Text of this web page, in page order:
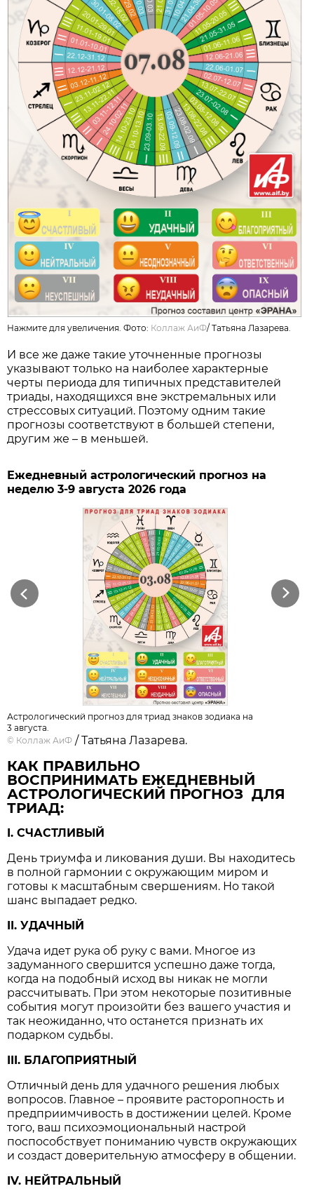
Нажмите для увеличения. Фото: Коллаж АиФ/Татьяна Лазарева.
И все же даже такие уточненные прогнозы
указывают только на наиболее характерные
черты периода для типичных представителей
триады, находящихся вне экстремальных или
стрессовых ситуаций. Поэтому одним такие
прогнозы соответствуют в большей степени,
другим же – в меньшей.
Ежедневный астрологический прогноз на
неделю 3-9 августа 2026 года
Previous Next
Астрологический прогноз для триад знаков зодиака на
3 августа.
© Коллаж АиФ / Татьяна Лазарева.
КАК ПРАВИЛЬНО
ВОСПРИНИМАТЬ ЕЖЕДНЕВНЫЙ
АСТРОЛОГИЧЕСКИЙ ПРОГНОЗ ДЛЯ
ТРИАД:
I. СЧАСТЛИВЫЙ
День триумфа и ликования души. Вы находитесь
в полной гармонии с окружающим миром и
готовы к масштабным свершениям. Но такой
шанс выпадает редко.
II. УДАЧНЫЙ
Удача идет рука об руку с вами. Многое из
задуманного свершится успешно даже тогда,
когда на подобный исход вы никак не могли
рассчитывать. При этом некоторые позитивные
события могут произойти без вашего участия и
так неожиданно, что останется признать их
подарком судьбы.
III. БЛАГОПРИЯТНЫЙ
Отличный день для удачного решения любых
вопросов. Главное – проявите расторопность и
предприимчивость в достижении целей. Кроме
того, ваш психоэмоциональный настрой
поспособствует пониманию чувств окружающих
и создаст доверительную атмосферу в общении.
IV. НЕЙТРАЛЬНЫЙ